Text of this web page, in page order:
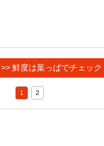
鮮度は葉っぱでチェック
1 2